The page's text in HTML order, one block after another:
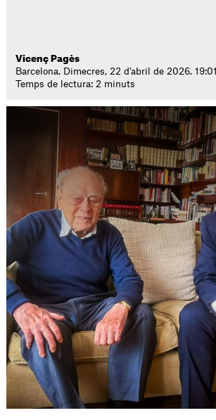
Vicenç Pagès
Barcelona. Dimecres, 22 d'abril de 2026. 19:01
Temps de lectura: 2 minuts